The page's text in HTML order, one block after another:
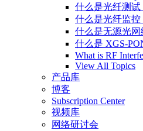
什么是光纤测试
什么是光纤监控
什么是无源光网
什么是 XGS-
What is RF
View All Topics
产品库
博客
Subscription Center
视频库
网络研讨会